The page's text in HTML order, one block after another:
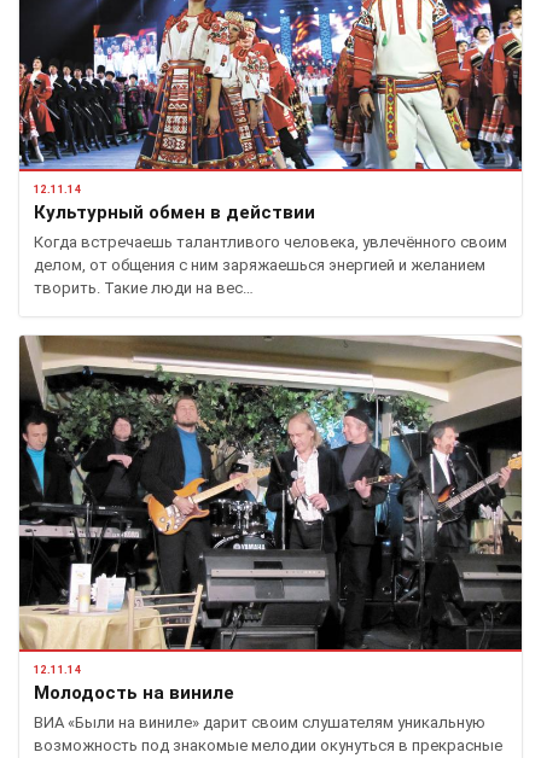
12.11.14
Культурный обмен в действии
Когда встречаешь талантливого человека, увлечённого своим
делом, от общения с ним заряжаешься энергией и желанием
творить. Такие люди на вес…
12.11.14
Молодость на виниле
ВИА «Были на виниле» дарит своим слушателям уникальную
возможность под знакомые мелодии окунуться в прекрасные